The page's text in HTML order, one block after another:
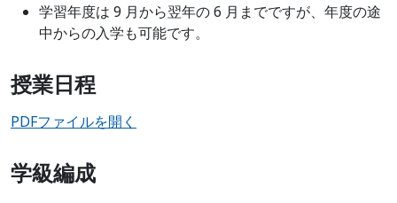
学習年度は 9 月から翌年の 6 月までですが、年度の途
中からの入学も可能です。
授業日程
PDFファイルを開 く
学級編成